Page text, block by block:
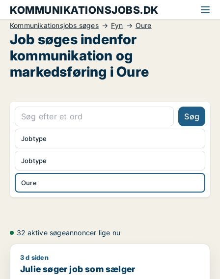
KOMMUNIKATIONSJOBS.DK
Kommunikationsjobs søges Fyn Oure
Job søges indenfor
kommunikation og
markedsføring i Oure
Søg
Jobtype
Oure
Jobtype
32 aktive søgeannoncer lige nu
Julie søger job som sælger
3 d siden
Julie søger job som sælger